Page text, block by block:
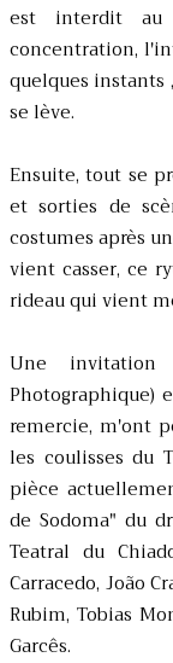
est interdit au
concentration,
quelques
se lève.
Ensuite, tout se
et sorties de
costumes après
vient casser, ce
rideau qui vient
Une invitation
Photographique)
remercie, m'ont
les coulisses du
pièce
de Sodoma" du
Teatral du
Carracedo, João
Rubim, Tobias
Garcês.